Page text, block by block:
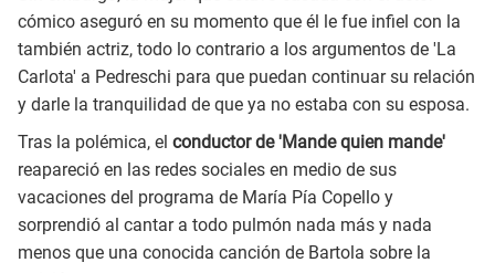
cómico aseguró en su momento que él le fue infiel con la
también actriz, todo lo contrario a los argumentos de 'La
Carlota' a Pedreschi para que puedan continuar su relación
y darle la tranquilidad de que ya no estaba con su esposa.
Tras la polémica, el conductor de 'Mande quien mande'
reapareció en las redes sociales en medio de sus
vacaciones del programa de María Pía Copello y
sorprendió al cantar a todo pulmón nada más y nada
menos que una conocida canción de Bartola sobre la